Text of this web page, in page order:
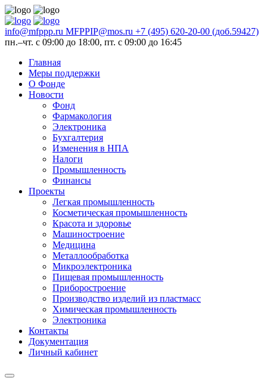
info@mfppp.ru MFPPIP@mos.ru +7 (495) 620-20-00 (доб.59427)
пн.–чт. с 09:00 до 18:00, пт. с 09:00 до 16:45
Главная
Меры поддержки
О Фонде
Новости
Фонд
Фармакология
Электроника
Бухгалтерия
Изменения в НПА
Налоги
Промышленность
Финансы
Проекты
Легкая промышленность
Косметическая промышленность
Красота и здоровье
Машиностроение
Медицина
Металлообработка
Микроэлектроника
Пищевая промышленность
Приборостроение
Производство изделий из пластмасс
Химическая промышленность
Электроника
Контакты
Документация
Личный кабинет